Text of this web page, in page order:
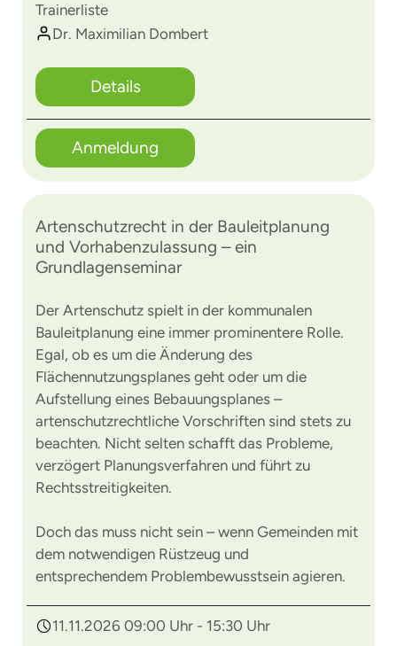
Trainerliste
Dr. Maximilian Dombert
Details
Anmeldung
Artenschutzrecht in der Bauleitplanung
und Vorhabenzulassung – ein
Grundlagenseminar
Der Artenschutz spielt in der kommunalen
Bauleitplanung eine immer prominentere Rolle.
Egal, ob es um die Änderung des
Flächennutzungsplanes geht oder um die
Aufstellung eines Bebauungsplanes –
artenschutzrechtliche Vorschriften sind stets zu
beachten. Nicht selten schafft das Probleme,
verzögert Planungsverfahren und führt zu
Rechtsstreitigkeiten.
Doch das muss nicht sein – wenn Gemeinden mit
dem notwendigen Rüstzeug und
entsprechendem Problembewusstsein agieren.
11.11.2026 09:00 Uhr - 15:30 Uhr